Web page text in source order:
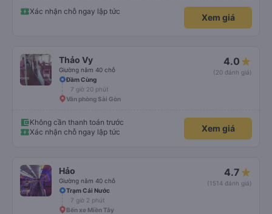
quy định rõ ràng về việc giữ im lặng (tắt âm thanh điện thoại) vào ban đêm
để tránh làm phiền hành khách khác ngủ. Ngoài ra, nhà xe nên dán sẵn mật
khẩu Wi-Fi trong xe để hành khách dễ dàng sử dụng. Tôi vẫn sẽ tiếp tục ủng
Xác nhận chỗ ngay lập tức
Xem giá
Thảo Vy
Giường nằm 40 chỗ
4.0
(20 đánh giá)
Đầm Cùng
7 giờ 20 phút
Văn phòng Sài Gòn
Không cần thanh toán trước
Xác nhận chỗ ngay lập tức
Xem giá
Hảo
Giường nằm 40 chỗ
4.7
(1514 đánh giá)
Trạm Cái Nước
7 giờ 2 phút
Bến xe Miền Tây